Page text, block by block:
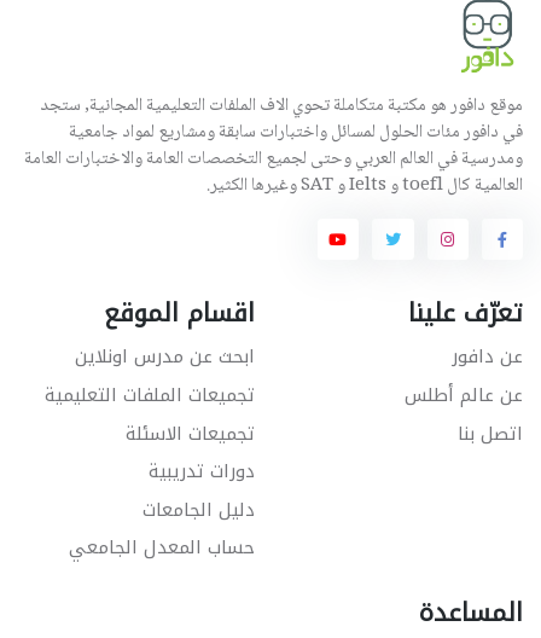
موقع دافور هو مكتبة متكاملة تحوي الاف الملفات التعليمية المجانية, ستجد
في دافور مئات الحلول لمسائل واختبارات سابقة ومشاريع لمواد جامعية
ومدرسية في العالم العربي وحتى لجميع التخصصات العامة والاختبارات العامة
العالمية كال toefl و Ielts و SAT وغيرها الكثير.
تعرّف علينا
عن دافور
عن عالم أطلس
اتصل بنا
اقسام الموقع
ابحث عن مدرس اونلاين
تجميعات الملفات التعليمية
تجميعات الاسئلة
دورات تدريبية
دليل الجامعات
حساب المعدل الجامعي
المساعدة